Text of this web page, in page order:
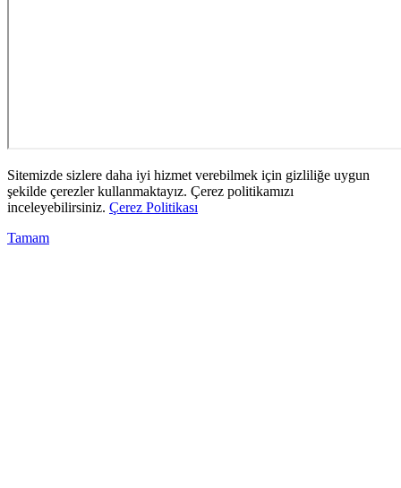
Sitemizde sizlere daha iyi hizmet verebilmek için gizliliğe uygun
şekilde çerezler kullanmaktayız. Çerez politikamızı
inceleyebilirsiniz. Çerez Politikası
Tamam